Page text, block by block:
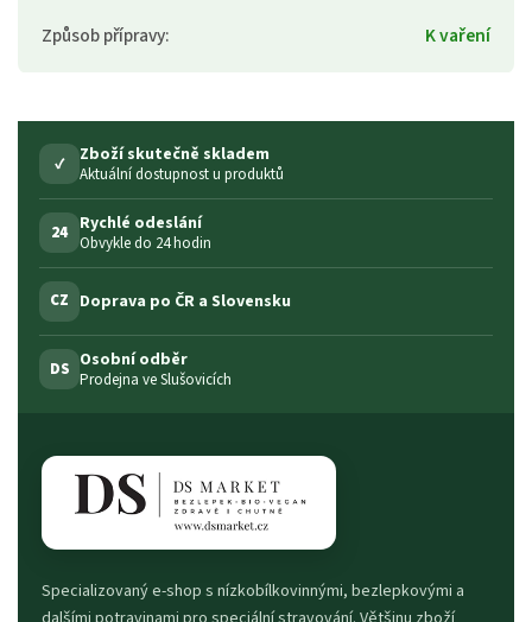
Způsob přípravy: K vaření
✓ Zboží skutečně skladem
Aktuální dostupnost u produktů
24 Rychlé odeslání
Obvykle do 24 hodin
CZ Doprava po ČR a Slovensku
DS Osobní odběr
Prodejna ve Slušovicích
Specializovaný e-shop s nízkobílkovinnými, bezlepkovými a